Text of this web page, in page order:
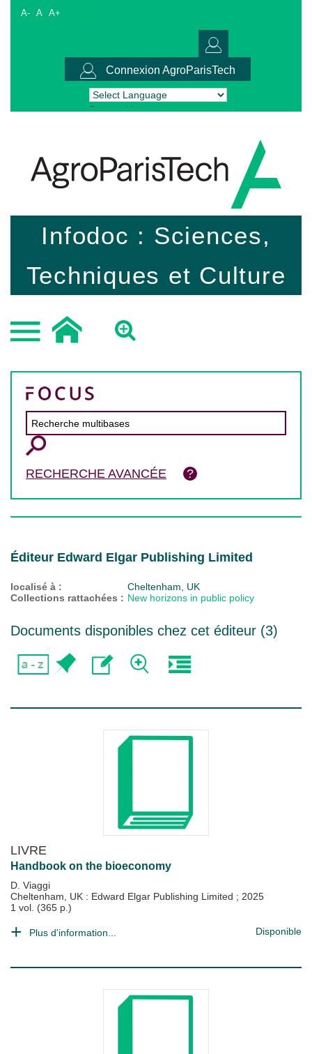
A- A A+
Connexion AgroParisTech
Powered by Translate
Infodoc : Sciences,
Techniques et Culture
RECHERCHE AVANCÉE
Éditeur Edward Elgar Publishing Limited
localisé à :
Cheltenham, UK
Collections rattachées : New horizons in public policy
Documents disponibles chez cet éditeur (3)
LIVRE
Handbook on the bioeconomy
D. Viaggi
Cheltenham, UK : Edward Elgar Publishing Limited ; 2025
1 vol. (365 p.)
Plus d'information... Disponible